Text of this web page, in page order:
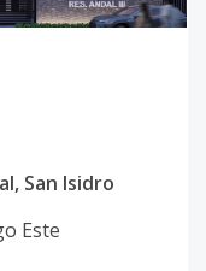
San Isidro
Este